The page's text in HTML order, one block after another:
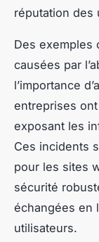
réputation des
Des exemples
causées par
l’importance
entreprises
exposant les
Ces incidents
pour les sites
sécurité
échangées en
utilisateurs.